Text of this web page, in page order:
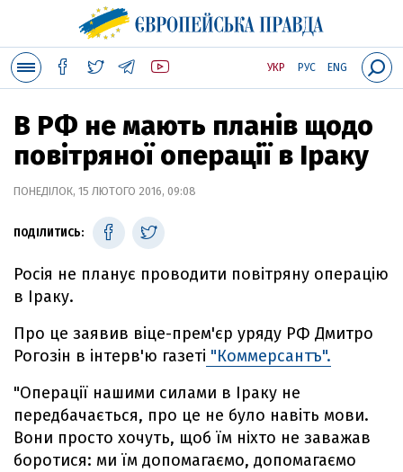
УКР РУС ENG
В РФ не мають планів щодо
повітряної операції в Іраку
ПОНЕДІЛОК, 15 ЛЮТОГО 2016, 09:08
ПОДІЛИТИСЬ:
Росія не планує проводити повітряну операцію
в Іраку.
Про це заявив віце-прем'єр уряду РФ Дмитро
Рогозін в інтерв'ю газеті "Коммерсантъ".
"Операції нашими силами в Іраку не
передбачається, про це не було навіть мови.
Вони просто хочуть, щоб їм ніхто не заважав
боротися: ми їм допомагаємо, допомагаємо